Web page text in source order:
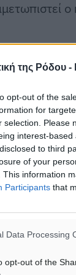
της Ρόδου -
opt-out of the
for
selection. Please
interest-
to third
of your
This information
Participants that
Data Processing
opt-out of the
ο
κειμένου,
τελική
ένα
μας»,